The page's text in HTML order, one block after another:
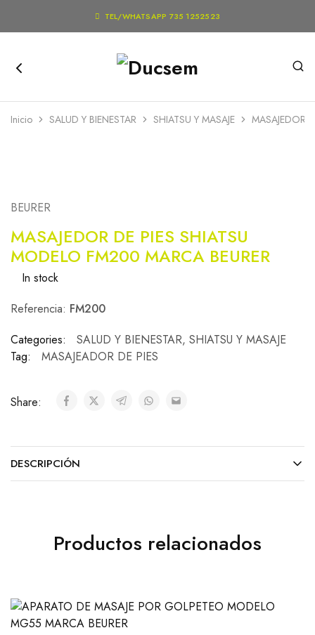
 TEL/WHATSAPP 735 1252523
Inicio SALUD Y BIENESTAR SHIATSU Y MASAJE MASAJEDOR
BEURER
MASAJEDOR DE PIES SHIATSU
MODELO FM200 MARCA BEURER
In stock
Referencia: FM200
Categories:
SALUD Y BIENESTAR, SHIATSU Y MASAJE
Tag:
MASAJEADOR DE PIES
Share:
DESCRIPCIÓN
Productos relacionados